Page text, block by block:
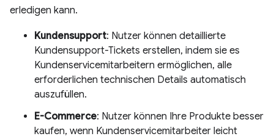
erledigen kann.
Kundensupport: Nutzer können detaillierte
Kundensupport-Tickets erstellen, indem sie es
Kundenservicemitarbeitern ermöglichen, alle
erforderlichen technischen Details automatisch
auszufüllen.
E-Commerce: Nutzer können Ihre Produkte besser
kaufen, wenn Kundenservicemitarbeiter leicht